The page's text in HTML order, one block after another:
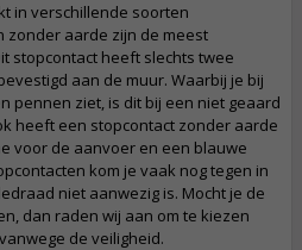
in verschillende soorten
zonder aarde zijn de meest
stopcontact heeft slechts twee
aan de muur. Waarbij je bij
pennen ziet, is dit bij een niet geaard
heeft een stopcontact zonder aarde
voor de aanvoer en een blauwe
kom je vaak nog tegen in
niet aanwezig is. Mocht je de
dan raden wij aan om te kiezen
de veiligheid.